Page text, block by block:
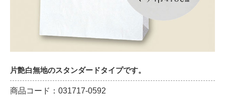
片艶白無地のスタンダードタイプです。
商品コード：031717-0592